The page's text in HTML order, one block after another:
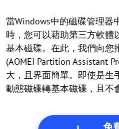
當Windows中的磁碟管理器
時，您可以藉助第三方軟體
基本磁碟。在此，我們向您
(AOMEI Partition Assistant
大，且界面簡單。即使是生
動態磁碟轉基本磁碟，且不